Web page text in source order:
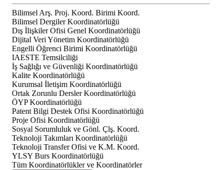
Bilimsel Arş. Proj. Koord. Birimi Koord.
Bilimsel Dergiler Koordinatörlüğü
Dış İlişkiler Ofisi Genel Koordinatörlüğü
Dijital Veri Yönetim Koordinatörlüğü
Engelli Öğrenci Birimi Koordinatörlüğü
IAESTE Temsilciliği
İş Sağlığı ve Güvenliği Koordinatörlüğü
Kalite Koordinatörlüğü
Kurumsal İletişim Koordinatörlüğü
Ortak Zorunlu Dersler Koordinatörlüğü
ÖYP Koordinatörlüğü
Patent Bilgi Destek Ofisi Koordinatörlüğü
Proje Ofisi Koordinatörlüğü
Sosyal Sorumluluk ve Gönl. Çlş. Koord.
Teknoloji Takımları Koordinatörlüğü
Teknoloji Transfer Ofisi ve K.M. Koord.
YLSY Burs Koordinatörlüğü
Tüm Koordinatörlükler ve Koordinatörler